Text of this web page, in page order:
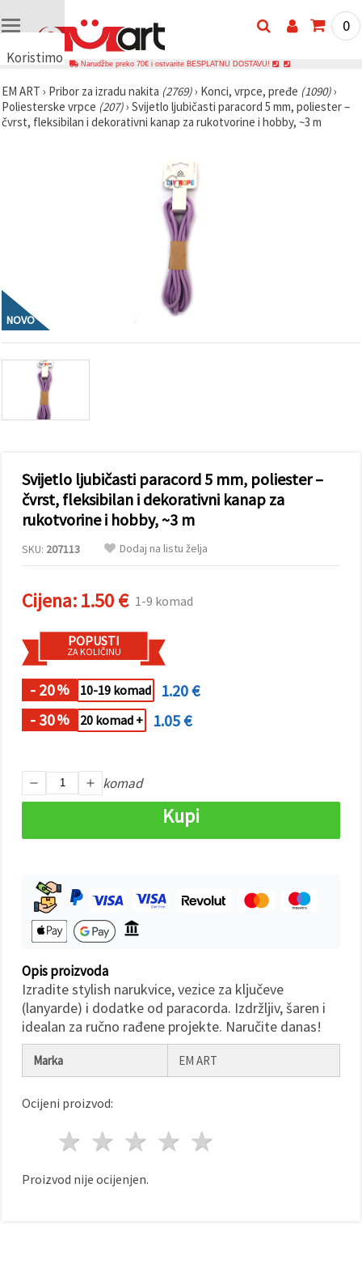
Koristimo
🍪
Koristimo
kolačiće i
uz vašu
privolu,
analizirali
promet te
prikazivali
sadržaj i
oglase,
uključujući
uz pomoć
naših
Možete
pristati na
korištenje
klikom na
"Prihvati
sve!" Ili
svoje
preferencije
Postavkama
odabirom
određene
kolačića i
klikom na
gumb
"Spremi".
sve
0
Narudžbe preko 70€ i ostvarite BESPLATNU DOSTAVU!
EM ART › Pribor za izradu nakita (2769)› Konci, vrpce, pređe (1090)›
Poliesterske vrpce (207)› Svijetlo ljubičasti paracord 5 mm, poliester –
čvrst, fleksibilan i dekorativni kanap za rukotvorine i hobby, ~3 m
NOVO
Svijetlo ljubičasti paracord 5 mm, poliester –
čvrst, fleksibilan i dekorativni kanap za
rukotvorine i hobby, ~3 m
SKU: 207113 Dodaj na listu želja
Cijena:1.50 € 1-9 komad
POPUSTI
ZA KOLIČINU
- 20% 10-19 komad
1.20 €
- 30% 20 komad + 1.05 €
komad
Kupi
Opis proizvoda
Izradite stylish narukvice, vezice za ključeve
(lanyarde) i dodatke od paracorda. Izdržljiv, šaren i
idealan za ručno rađene projekte. Naručite danas!
Marka EM ART
Ocijeni proizvod:
4 zvijezde
3 zvijezde
2 zvijezde
1 zvijezda
Proizvod nije ocijenjen.